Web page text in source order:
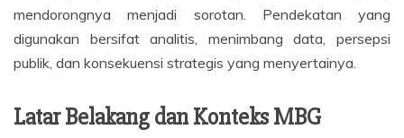
mendorongnya menjadi sorotan. Pendekatan yang
digunakan bersifat analitis, menimbang data, persepsi
publik, dan konsekuensi strategis yang menyertainya.
Latar Belakang dan Konteks MBG